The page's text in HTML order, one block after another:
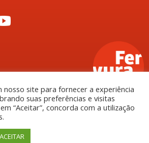
Fervura 2022 ©. Todos os direitos reservados.
nosso site para fornecer a experiência
suas preferências e visitas
“Aceitar”, concorda com a utilização
ACEITAR